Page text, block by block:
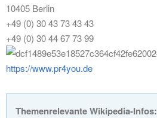
10405 Berlin
+49 (0) 30 43 73 43 43
+49 (0) 30 44 67 73 99
https://www.pr4you.de
Themenrelevante Wikipedia-Infos: